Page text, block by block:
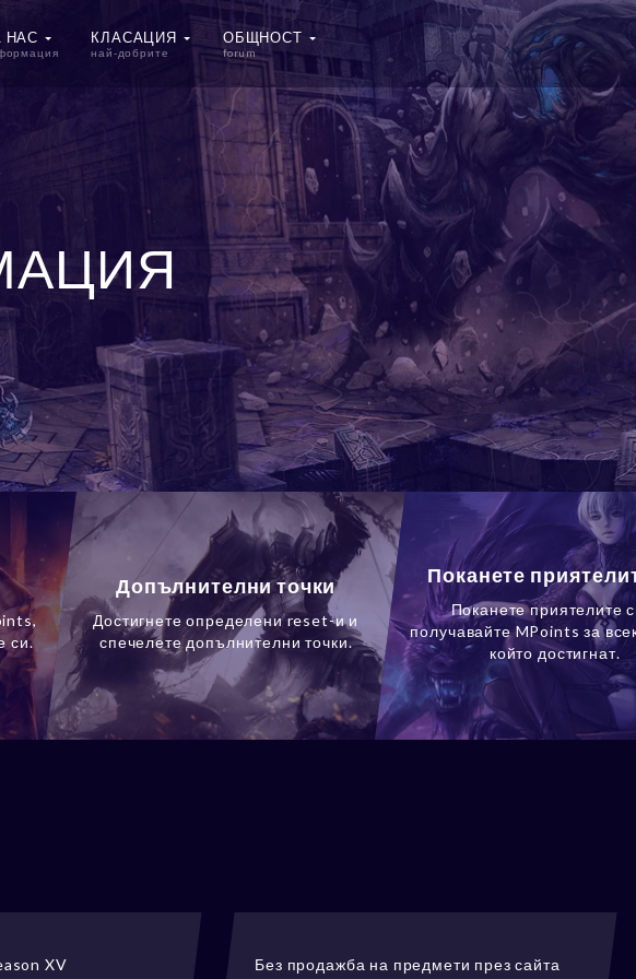
НАС КЛАСАЦИЯ
най-добрите
ОБЩНОСТ
forum
си.
Допълнителни точки
Достигнете определени reset-и и
спечелете допълнителни точки.
Поканете
Поканете приятелите
получавайте MPoints за
който достигнат.
XV
Без продажба на предмети през сайта